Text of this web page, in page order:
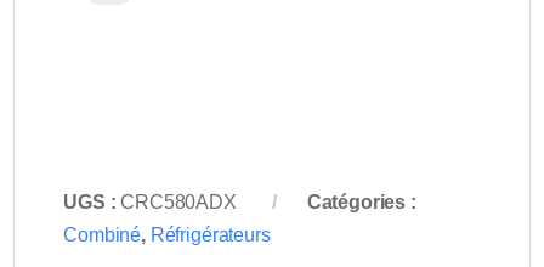
UGS :CRC580ADX
Catégories :
Combiné, Réfrigérateurs